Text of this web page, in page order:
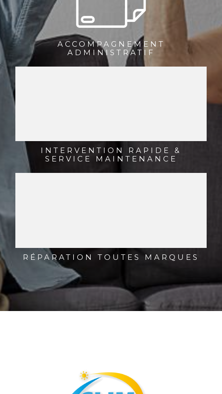
ACCOMPAGNEMENT
ADMINISTRATIF
INTERVENTION RAPIDE &
SERVICE MAINTENANCE
RÉPARATION TOUTES MARQUES